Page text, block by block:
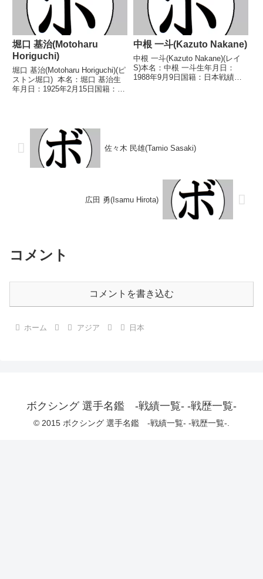
堀口 基治(Motoharu
Horiguchi)
堀口 基治(Motoharu Horiguchi)(ピ
ストン堀口) 本名：堀口 基治生
年月日：1925年2月15日国籍：日
選手権バンタ...
中根 一斗(Kazuto Nakane)
中根 一斗(Kazuto Nakane)(レイ
S)本名：中根 一斗生年月日：
1988年9月9日国籍：日本戦績：
佐々木 民雄(Tamio Sasaki)
広田 勇(Isamu Hirota)
コメント
コメントを書き込む
ホーム アジア 日本
ボクシング 選手名鑑 -戦績一覧- -戦歴一覧-
© 2015 ボクシング 選手名鑑 -戦績一覧- -戦歴一覧-.